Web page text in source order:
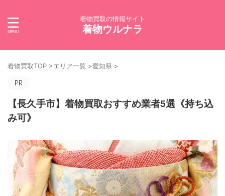
着物買取の情報サイト
着物ウルナラ
着物買取TOP >エリア一覧 >愛知県 >
【長久手市】着物買取おすすめ業者5選《持ち込
み可》